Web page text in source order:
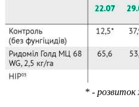
* - розвиток